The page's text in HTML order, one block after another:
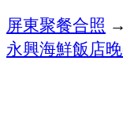
屏東聚餐合照 →
永興海鮮飯店